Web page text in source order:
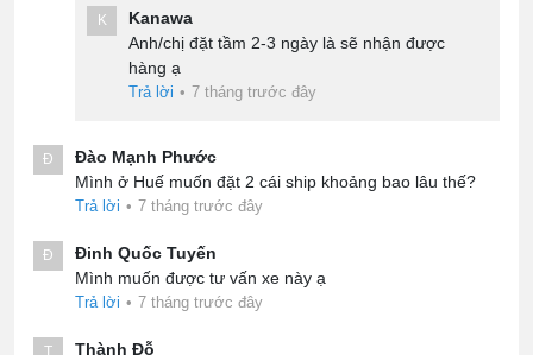
K
Kanawa
Anh/chị đặt tầm 2-3 ngày là sẽ nhận được
hàng ạ
Trả lời • 7 tháng trước đây
Đ
Đào Mạnh Phước
Mình ở Huế muốn đặt 2 cái ship khoảng bao lâu thế?
Trả lời • 7 tháng trước đây
Đ
Đinh Quốc Tuyến
Mình muốn được tư vấn xe này ạ
Trả lời • 7 tháng trước đây
T
Thành Đỗ